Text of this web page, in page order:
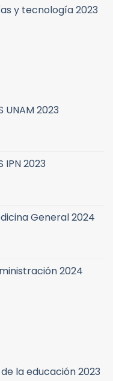
y tecnología 2023
UNAM 2023
IPN 2023
General 2024
2024
la educación 2023